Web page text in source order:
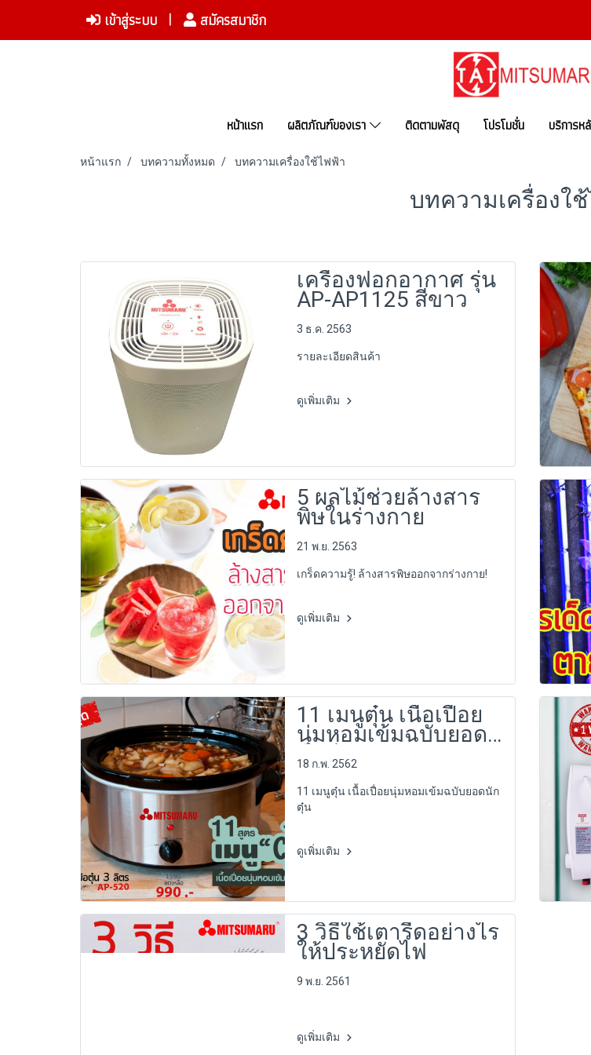
เข้าสู่ระบบ สมัครสมาชิก
หน้าแรก ผลิตภัณฑ์ของเรา ติดตามพัสดุ โปรโมชั่น บริการห
หน้าแรก บทความทั้งหมด บทความเครื่องใช้ไฟฟ้า
บทความเครื่องใ
เครื่องฟอกอากาศ รุ่น
AP-AP1125 สีขาว
3 ธ.ค. 2563
รายละเอียดสินค้า
ดูเพิ่มเติม
5 ผลไม้ช่วยล้างสาร
พิษในร่างกาย
21 พ.ย. 2563
เกร็ดความรู้! ล้างสารพิษออกจากร่างกาย!
ดูเพิ่มเติม
11 เมนูตุ๋น เนื้อเปื่อย
นุ่มหอมเข้มฉบับยอด
นักตุ๋น
18 ก.พ. 2562
11 เมนูตุ๋น เนื้อเปื่อยนุ่มหอมเข้มฉบับยอดนัก
ตุ๋น
ดูเพิ่มเติม
3 วิธีใช้เตารีดอย่างไร
ให้ประหยัดไฟ
9 พ.ย. 2561
ดูเพิ่มเติม